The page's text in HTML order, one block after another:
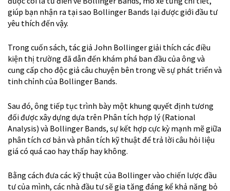
giúp bạn nhận ra tại sao Bollinger Bands lại được giới đầu tư
yêu thích đến vậy.
Trong cuốn sách, tác giả John Bollinger giải thích các điều
kiện thị trường đã dẫn đến khám phá ban đầu của ông và
cung cấp cho độc giả câu chuyện bên trong về sự phát triển và
tinh chỉnh của Bollinger Bands.
Sau đó, ông tiếp tục trình bày một khung quyết định tương
đối được xây dựng dựa trên Phân tích hợp lý (Rational
Analysis) và Bollinger Bands, sự kết hợp cực kỳ mạnh mẽ giữa
phân tích cơ bản và phân tích kỹ thuật để trả lời câu hỏi liệu
giá có quá cao hay thấp hay không.
Bằng cách đưa các kỹ thuật của Bollinger vào chiến lược đầu
tư của mình, các nhà đầu tư sẽ gia tăng đáng kể khả năng bỏ